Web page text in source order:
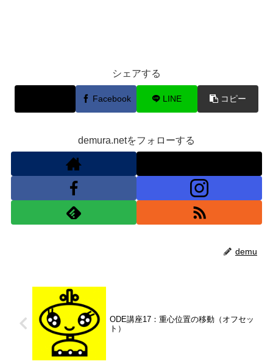
シェアする
Facebook LINE コピー
demura.netをフォローする
demu
ODE講座17：重心位置の移動（オフセッ
ト）